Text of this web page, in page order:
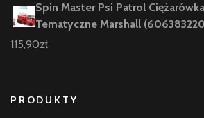
Spin Master Psi Patrol
Tematyczne Marshall
115,90zł
PRODUKTY